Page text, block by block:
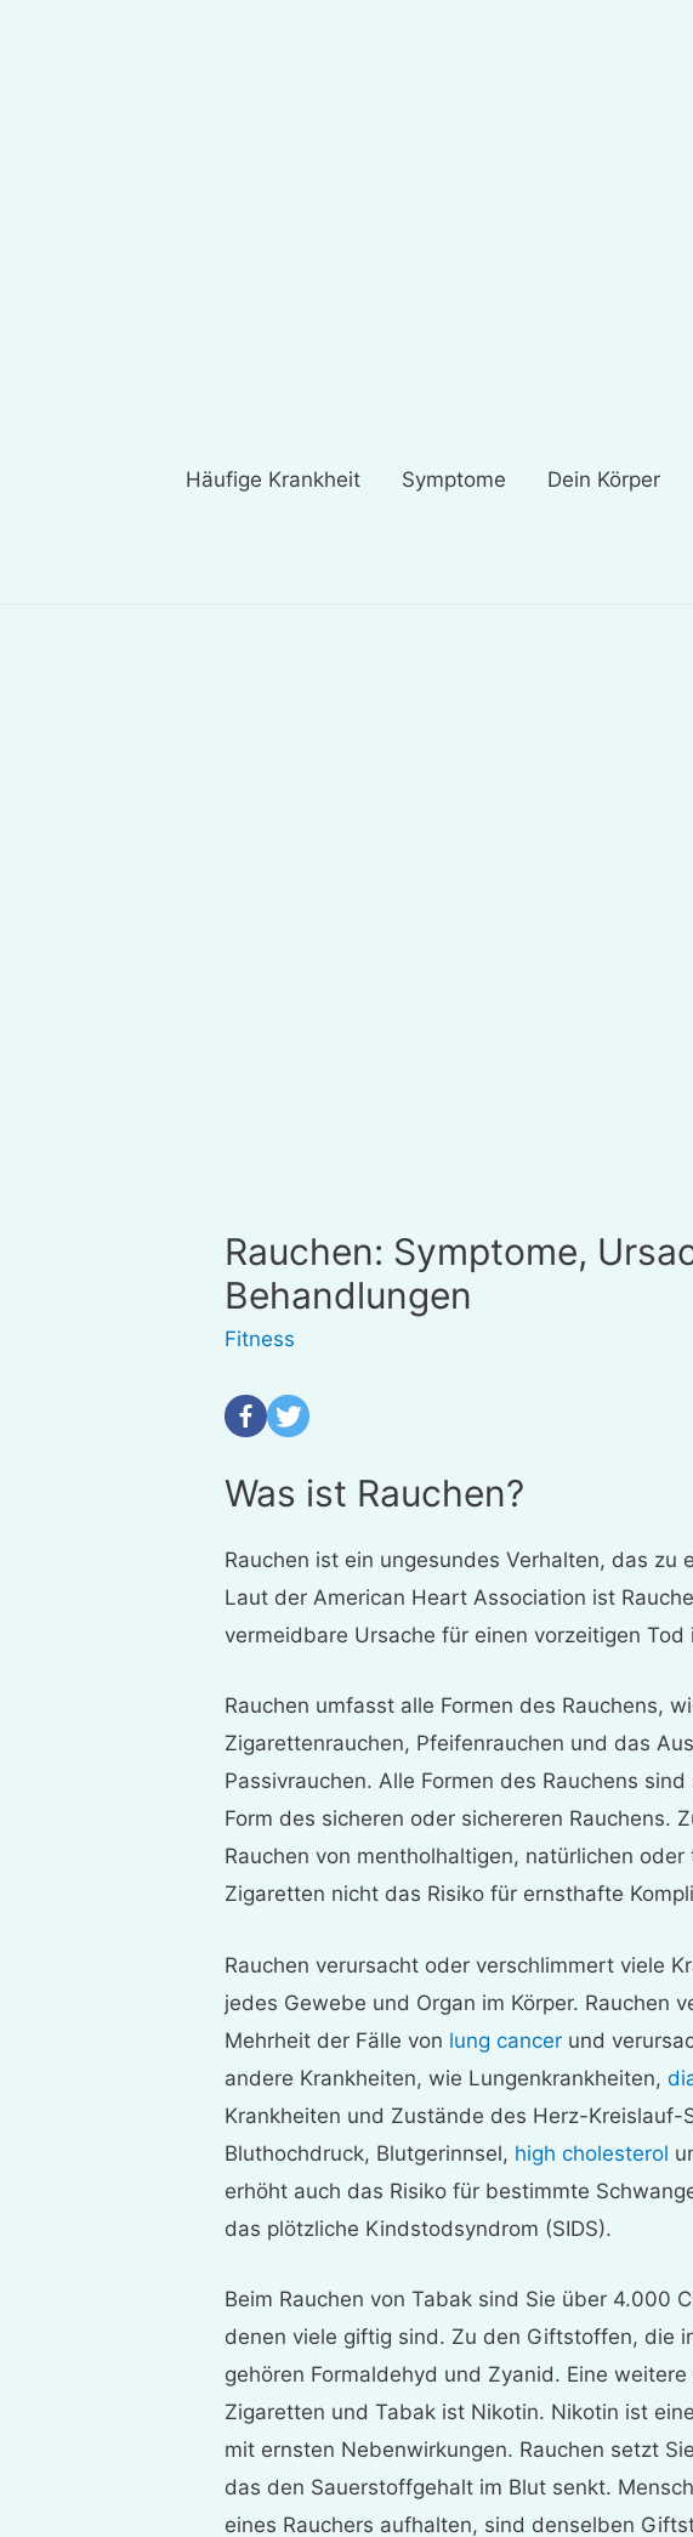
Häufige Krankheit Symptome Dein Körper
Rauchen: Symptome,
Behandlungen
Fitness
Was ist Rauchen?
Rauchen ist ein ungesundes Verhalten, das zu
Laut der American Heart Association ist
vermeidbare Ursache für einen vorzeitigen
Rauchen umfasst alle Formen des Rauchens,
Zigarettenrauchen, Pfeifenrauchen und das
Passivrauchen. Alle Formen des Rauchens
Form des sicheren oder sichereren Rauchens.
Rauchen von mentholhaltigen, natürlichen
Zigaretten nicht das Risiko für ernsthafte
Rauchen verursacht oder verschlimmert viele
jedes Gewebe und Organ im Körper. Rauchen
Mehrheit der Fälle von lung cancer und
andere Krankheiten, wie Lungenkrankheiten,
Krankheiten und Zustände des Herz-Kreislauf-
Bluthochdruck, Blutgerinnsel, high cholesterol
erhöht auch das Risiko für bestimmte
das plötzliche Kindstodsyndrom (SIDS).
Beim Rauchen von Tabak sind Sie über 4.000
denen viele giftig sind. Zu den Giftstoffen, die
gehören Formaldehyd und Zyanid. Eine
Zigaretten und Tabak ist Nikotin. Nikotin ist
mit ernsten Nebenwirkungen. Rauchen setzt
das den Sauerstoffgehalt im Blut senkt.
eines Rauchers aufhalten, sind denselben